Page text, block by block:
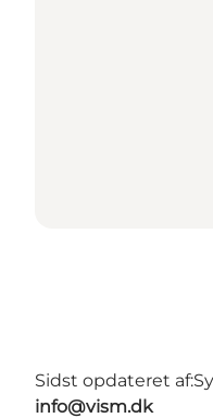
Sidst opdateret af:
info@vism.dk